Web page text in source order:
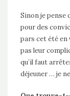
Sinon je pense
pour des
pars cet été en
pas leur
qu’il faut
déjeuner … je